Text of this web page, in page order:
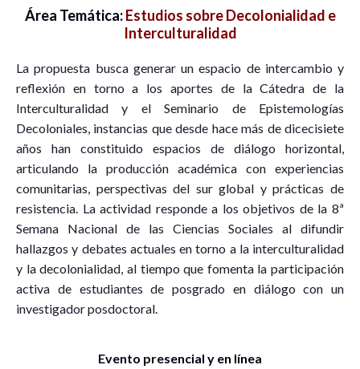
Área Temática:Estudios sobre Decolonialidad e
Interculturalidad
La propuesta busca generar un espacio de intercambio y
reflexión en torno a los aportes de la Cátedra de la
Interculturalidad y el Seminario de Epistemologías
Decoloniales, instancias que desde hace más de dicecisiete
años han constituido espacios de diálogo horizontal,
articulando la producción académica con experiencias
comunitarias, perspectivas del sur global y prácticas de
resistencia. La actividad responde a los objetivos de la 8ª
Semana Nacional de las Ciencias Sociales al difundir
hallazgos y debates actuales en torno a la interculturalidad
y la decolonialidad, al tiempo que fomenta la participación
activa de estudiantes de posgrado en diálogo con un
investigador posdoctoral.
Evento presencial y en línea